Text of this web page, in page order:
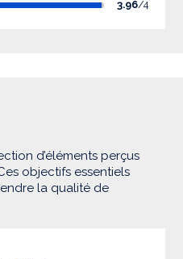
3.96/4
d’éléments perçus
objectifs essentiels
la qualité de